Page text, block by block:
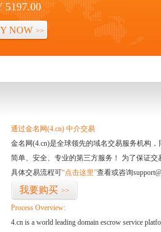
5197.00
NOW >>
通过金名网(4.cn) 中介交易
金名网(4.cn)是全球领先的域名交易服务机构
简单、安全、专业的第三方服务！ 为了保证
具体交易流程可“点击这里”查看或咨询
我要购买 >>
Process Overview:
4.cn is a world leading domain escrow service